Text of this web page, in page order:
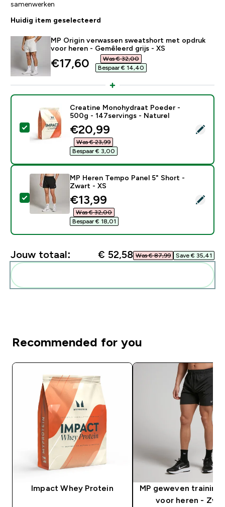
samenwerken
Huidig item geselecteerd
MP Origin verwassen sweatshort met opdruk
voor heren - Gemêleerd grijs - XS
discounted price
€17,60‎
Was € 32,00‎
Bespaar € 14,40‎
Selecteer dit product - Creatine Monohydraat
Creatine Monohydraat Poeder -
500g - 147servings - Naturel
discounted price
€20,99‎
Was € 23,99‎
Bespaar € 3,00‎
Selecteer dit product - MP Heren Tempo Panel 5"
MP Heren Tempo Panel 5" Short -
Zwart - XS
discounted price
€13,99‎
Was € 32,00‎
Bespaar € 18,01‎
Jouw totaal: € 52,58‎ Was € 87,99‎ Save € 35,41‎
Recommended for you
Impact Whey Protein
MP geweven
voor heren -